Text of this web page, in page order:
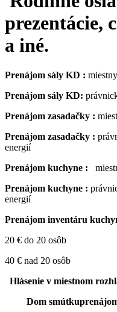
prezentácie,
a iné.
Prenájom sály KD :
Prenájom sály KD:
Prenájom zasadačky :
Prenájom zasadačky :
energií
Prenájom kuchyne :
Prenájom kuchyne :
energií
Prenájom inventáru
20 € do
40 € nad 20 osôb
Hlásenie v miestnom
Dom